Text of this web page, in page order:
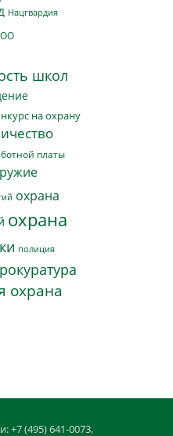
Нацгвардия
школ
на охрану
платы
охрана
охрана
полиция
охрана
+7 (495) 641-0073,